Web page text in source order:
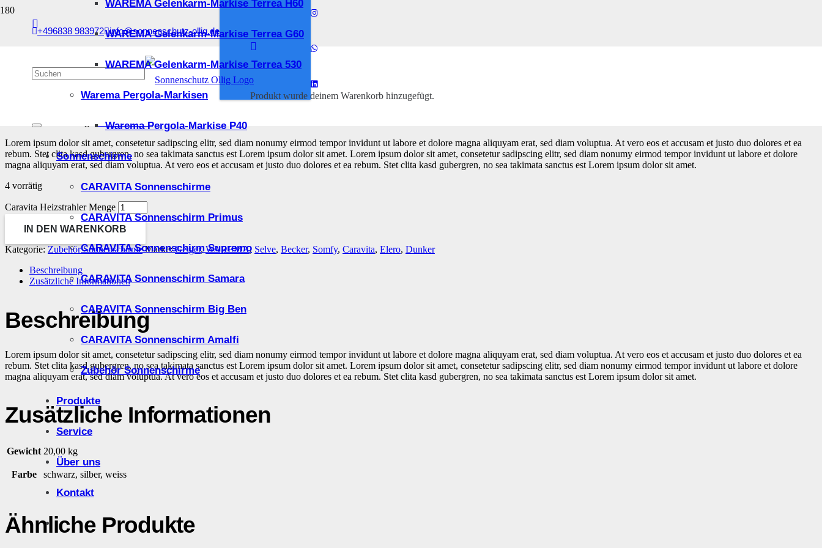
+496838 983972 info@sonnenschutz-ollig.de
Produktwurde deinem Warenkorb hinzugefügt.
WAREMA Gelenkarm-Markise Terrea H60
WAREMA Gelenkarm-Markise Terrea G60
WAREMA Gelenkarm-Markise Terrea 530
Warema Pergola-Markisen
Warema Pergola-Markise P40
Sonnenschirme
CARAVITA Sonnenschirme
CARAVITA Sonnenschirm Primus
CARAVITA Sonnenschirm Supremo
CARAVITA Sonnenschirm Samara
CARAVITA Sonnenschirm Big Ben
CARAVITA Sonnenschirm Amalfi
Zubehör Sonnenschirme
Produkte
Service
Über uns
Kontakt
Zubehör Sonnenschirme
Caravita Heizstrahler
inkl. 19 % MwSt.
zzgl.Versandkosten
Lorem ipsum dolor sit amet, consetetur sadipscing elitr, sed diam nonumy eirmod tempor invidunt ut labore et dolore magna aliquyam erat, sed diam voluptua. At vero eos et accusam et justo duo dolores et ea
rebum. Stet clita kasd gubergren, no sea takimata sanctus est Lorem ipsum dolor sit amet. Lorem ipsum dolor sit amet, consetetur sadipscing elitr, sed diam nonumy eirmod tempor invidunt ut labore et dolore
magna aliquyam erat, sed diam voluptua. At vero eos et accusam et justo duo dolores et ea rebum. Stet clita kasd gubergren, no sea takimata sanctus est Lorem ipsum dolor sit amet.
4 vorrätig
Caravita Heizstrahler Menge
IN DEN WARENKORB
Kategorie:Zubehör Sonnenschirme Marke:Geiger,WAREMA, Selve, Becker, Somfy, Caravita, Elero, Dunker
Beschreibung
Zusätzliche Informationen
Beschreibung
Lorem ipsum dolor sit amet, consetetur sadipscing elitr, sed diam nonumy eirmod tempor invidunt ut labore et dolore magna aliquyam erat, sed diam voluptua. At vero eos et accusam et justo duo dolores et ea
rebum. Stet clita kasd gubergren, no sea takimata sanctus est Lorem ipsum dolor sit amet. Lorem ipsum dolor sit amet, consetetur sadipscing elitr, sed diam nonumy eirmod tempor invidunt ut labore et dolore
magna aliquyam erat, sed diam voluptua. At vero eos et accusam et justo duo dolores et ea rebum. Stet clita kasd gubergren, no sea takimata sanctus est Lorem ipsum dolor sit amet.
Zusätzliche Informationen
Gewicht 20,00 kg
Farbe schwarz, silber, weiss
Ähnliche Produkte